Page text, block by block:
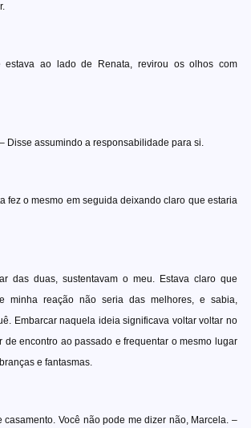
estava ao lado de Renata, revirou os olhos com
Disse assumindo a responsabilidade para si.
fez o mesmo em seguida deixando claro que estaria
das duas, sustentavam o meu. Estava claro que
minha reação não seria das melhores, e sabia,
Embarcar naquela ideia significava voltar voltar no
de encontro ao passado e frequentar o mesmo lugar
e fantasmas.
casamento. Você não pode me dizer não, Marcela. –